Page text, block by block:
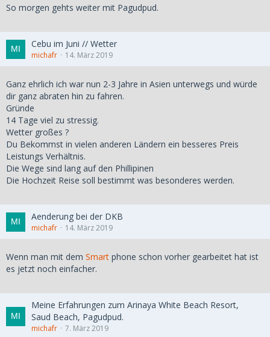
So morgen gehts weiter mit Pagudpud.
Cebu im Juni // Wetter
michafr 14. März 2019
Ganz ehrlich ich war nun 2-3 Jahre in Asien unterwegs und würde
dir ganz abraten hin zu fahren.
Gründe
14 Tage viel zu stressig.
Wetter großes ?
Du Bekommst in vielen anderen Ländern ein besseres Preis
Leistungs Verhältnis.
Die Wege sind lang auf den Phillipinen
Die Hochzeit Reise soll bestimmt was besonderes werden.
Aenderung bei der DKB
michafr 14. März 2019
Wenn man mit dem Smart phone schon vorher gearbeitet hat ist
es jetzt noch einfacher.
Meine Erfahrungen zum Arinaya White Beach Resort,
Saud Beach, Pagudpud.
michafr 7. März 2019